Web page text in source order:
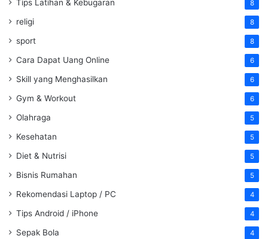
Tips Latihan & Kebugaran 8
religi 8
sport 8
Cara Dapat Uang Online 6
Skill yang Menghasilkan 6
Gym & Workout 6
Olahraga 5
Kesehatan 5
Diet & Nutrisi 5
Bisnis Rumahan 5
Rekomendasi Laptop / PC 4
Tips Android / iPhone 4
Sepak Bola 4